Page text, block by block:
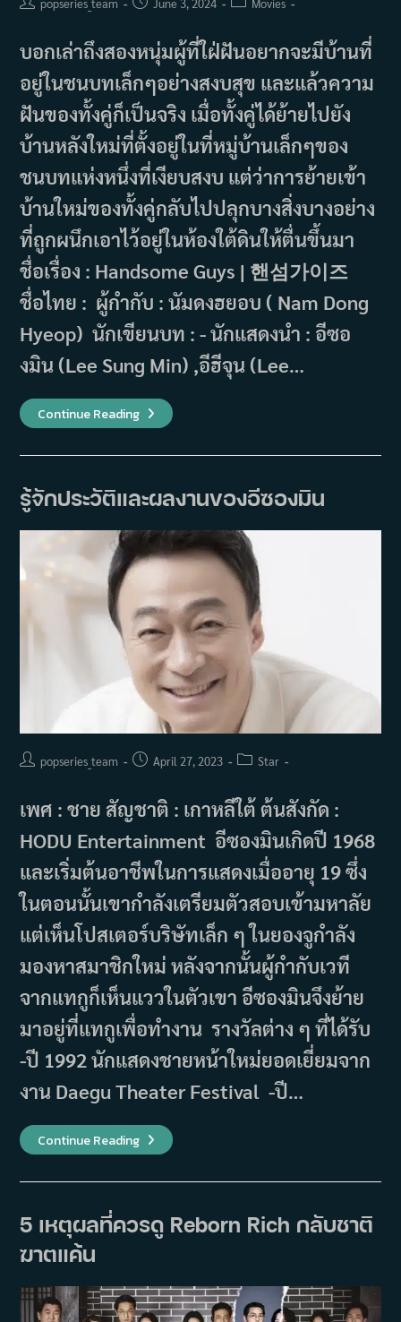
บอกเล่าถึงสองหนุ่มผู้ที่ใฝ่ฝันอยากจะมีบ้านที่
อยู่ในชนบทเล็กๆอย่างสงบสุข และแล้วความ
ฝันของทั้งคู่ก็เป็นจริง เมื่อทั้งคู่ได้ย้ายไปยัง
บ้านหลังใหม่ที่ตั้งอยู่ในที่หมู่บ้านเล็กๆของ
ชนบทแห่งหนึ่งที่เงียบสงบ แต่ว่าการย้ายเข้า
บ้านใหม่ของทั้งคู่กลับไปปลุกบางสิ่งบางอย่าง
ที่ถูกผนึกเอาไว้อยู่ในห้องใต้ดินให้ตื่นขึ้นมา
ชื่อเรื่อง : Handsome Guys | 핸섬가이즈
ชื่อไทย : ผู้กำกับ : นัมดงฮยอบ ( Nam Dong
Hyeop) นักเขียนบท : - นักแสดงนำ : อีซอ
งมิน (Lee Sung Min) ,อีฮีจุน (Lee…
Continue Readingเรื่อง
ย่อ
รู้จักประวัติและผลงานของอีซองมิน
Postpopseries_team
PostApril 27, 2023
PostStar
เพศ : ชาย สัญชาติ : เกาหลีใต้ ต้นสังกัด :
HODU Entertainment อีซองมินเกิดปี 1968
และเริ่มต้นอาชีพในการแสดงเมื่ออายุ 19 ซึ่ง
ในตอนนั้นเขากำลังเตรียมตัวสอบเข้ามหาลัย
แต่เห็นโปสเตอร์บริษัทเล็ก ๆ ในยองจูกำลัง
มองหาสมาชิกใหม่ หลังจากนั้นผู้กำกับเวที
จากแทกูก็เห็นแววในตัวเขา อีซองมินจึงย้าย
มาอยู่ที่แทกูเพื่อทำงาน รางวัลต่าง ๆ ที่ได้รับ
-ปี 1992 นักแสดงชายหน้าใหม่ยอดเยี่ยมจาก
งาน Daegu Theater Festival -ปี…
Continue Readingรู้จัก
ประวัติ
ซอ
งมิน
5 เหตุผลที่ควรดู Reborn Rich กลับชาติ
ฆาตแค้น